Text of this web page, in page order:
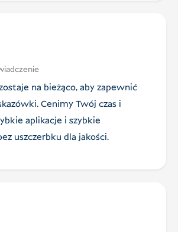
na bieżąco, aby zapewnić
Cenimy Twój czas i
aplikacje i szybkie
uszczerbku dla jakości.